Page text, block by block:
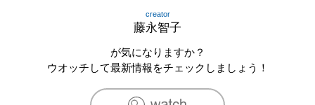
creator
藤永智子
が気になりますか？
ウオッチして最新情報をチェックしましょう！